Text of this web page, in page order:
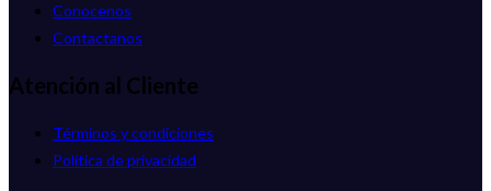
Conocenos
Contactanos
Atención al Cliente
Términos y condiciones
Política de privacidad